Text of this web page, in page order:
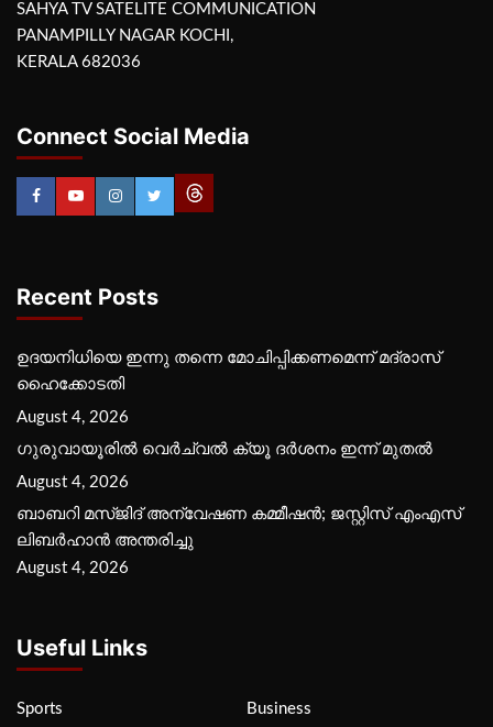
SAHYA TV SATELITE COMMUNICATION
PANAMPILLY NAGAR KOCHI,
KERALA 682036
Connect Social Media
Recent Posts
ഉദയനിധിയെ ഇന്നു തന്നെ മോചിപ്പിക്കണമെന്ന് മദ്രാസ്
ഹൈക്കോടതി
August 4, 2026
ഗുരുവായൂരില്‍ വെര്‍ച്വല്‍ ക്യൂ ദര്‍ശനം ഇന്ന് മുതല്‍
August 4, 2026
ബാബറി മസ്ജിദ് അന്വേഷണ കമ്മീഷന്‍; ജസ്റ്റിസ് എംഎസ്
ലിബര്‍ഹാന്‍ അന്തരിച്ചു
August 4, 2026
Useful Links
Sports Business